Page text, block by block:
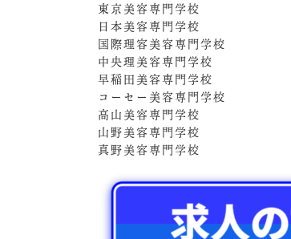
東京美容専門学校
日本美容専門学校
国際理容美容専門学校
中央理美容専門学校
早稲田美容専門学校
コーセー美容専門学校
高山美容専門学校
山野美容専門学校
真野美容専門学校